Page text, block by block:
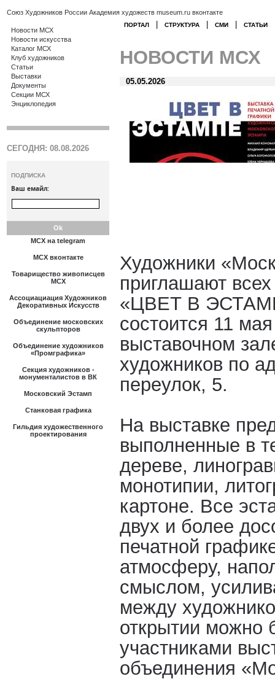
Союз Художников России Академия художеств museum.ru вконтакте
Новости МСХ
Новости искусства
Каталог МСХ
Клуб художников
Статьи
Выставки
Документы
Секции МСХ
Энциклопедия
СЕГОДНЯ: 08.08.2026
ПОДПИСКА
Ваш емайл:
МСХ на telegram
МСХ вконтакте
Товарищество живописцев
МСХ
Ассоциациация Художников
Декоративных Искусств
Объединение московских
скульпторов
Объединение художников
«Промграфика»
Секция художников -
монументалистов в ВК
Московский Эстамп
Станковая графика
Гильдия художественного
проектирования
ПОРТАЛ СТРУКТУРА СМИ СТАТЬИ
НОВОСТИ МСХ
05.05.2026
Художники
приглашают
«ЦВЕТ В
состоится 11
выставочном
художников по
переулок, 5.
На выставке
выполненные в
дереве,
монотипии,
картоне. Все
двух и более
печатной
атмосферу,
смыслом,
между
открытии можно
участниками
объединения